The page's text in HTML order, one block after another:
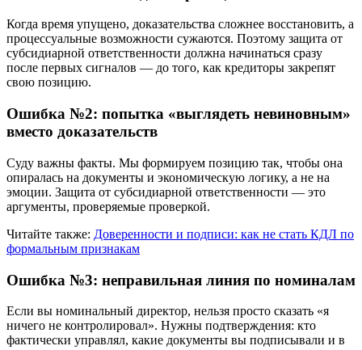
Когда время упущено, доказательства сложнее восстановить, а
процессуальные возможности сужаются. Поэтому защита от
субсидиарной ответственности должна начинаться сразу
после первых сигналов — до того, как кредиторы закрепят
свою позицию.
Ошибка №2: попытка «выглядеть невиновным»
вместо доказательств
Суду важны факты. Мы формируем позицию так, чтобы она
опиралась на документы и экономическую логику, а не на
эмоции. Защита от субсидиарной ответственности — это
аргументы, проверяемые проверкой.
Читайте также: Доверенности и подписи: как не стать КДЛ по
формальным признакам
Ошибка №3: неправильная линия по номиналам
Если вы номинальный директор, нельзя просто сказать «я
ничего не контролировал». Нужны подтверждения: кто
фактически управлял, какие документы вы подписывали и в